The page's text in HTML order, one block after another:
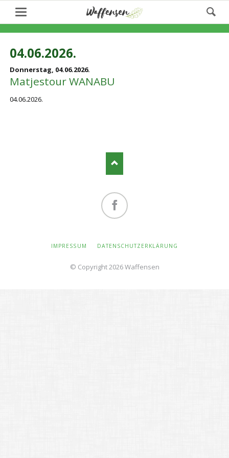
04.06.2026.
Donnerstag, 04.06.2026.
Matjestour WANABU
04.06.2026.
NAVIGATION
IMPRESSUM DATENSCHUTZERKLÄRUNG
© Copyright 2026 Waffensen